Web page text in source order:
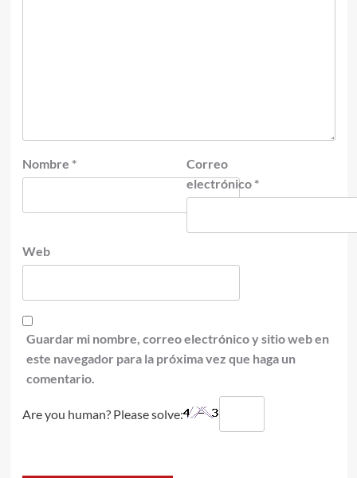
Nombre *
Correo
electrónico *
Web
Guardar mi nombre, correo electrónico y sitio web en
este navegador para la próxima vez que haga un
comentario.
Are you human? Please solve: